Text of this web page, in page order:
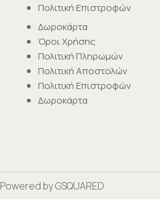
Πολιτική Επιστροφών
Δωροκάρτα
Όροι Χρήσης
Πολιτική Πληρωμών
Πολιτική Αποστολών
Πολιτική Επιστροφών
Δωροκάρτα
Powered byGSQUARED